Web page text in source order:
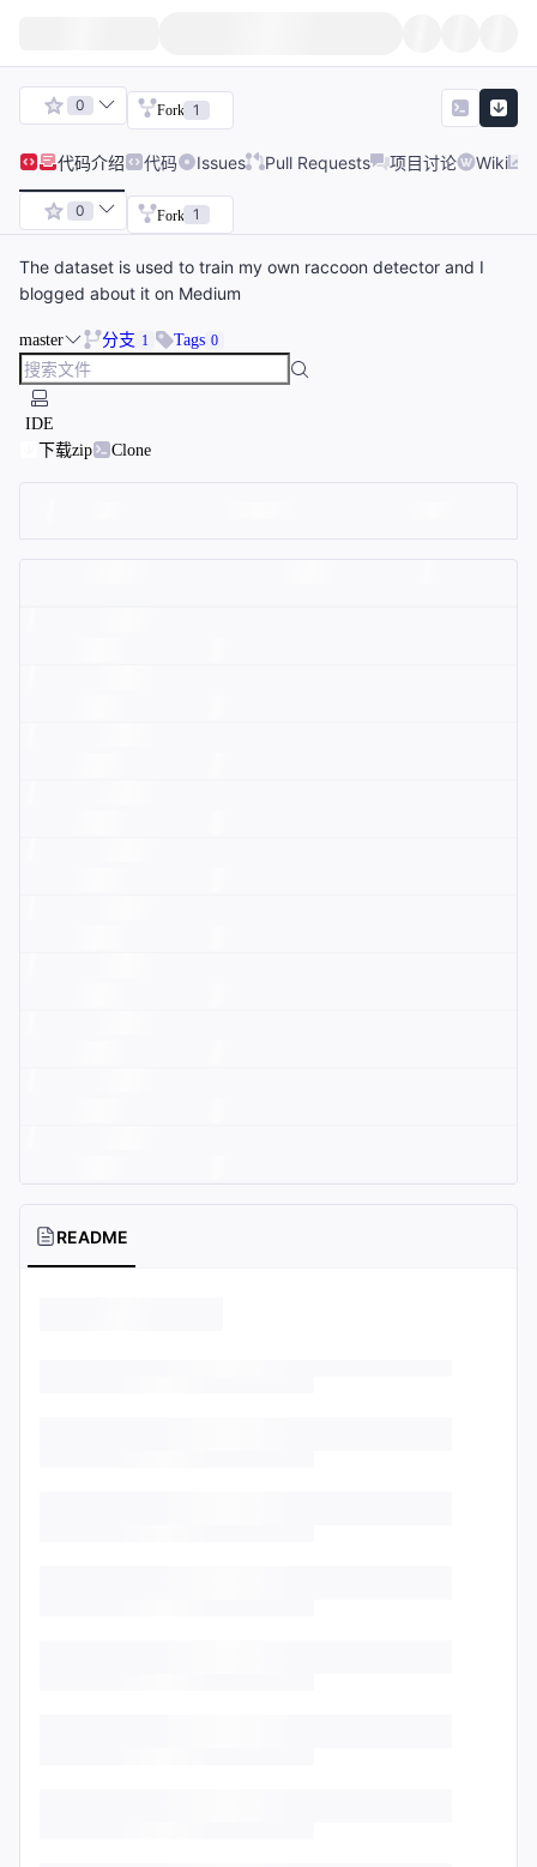
0 Fork 1
代码介绍 代码 Issues Pull Requests 项目讨论 Wiki
0 Fork 1
The dataset is used to train my own raccoon detector and I
blogged about it on Medium
master 分支 1 Tags 0
IDE
下载zip
Clone
README